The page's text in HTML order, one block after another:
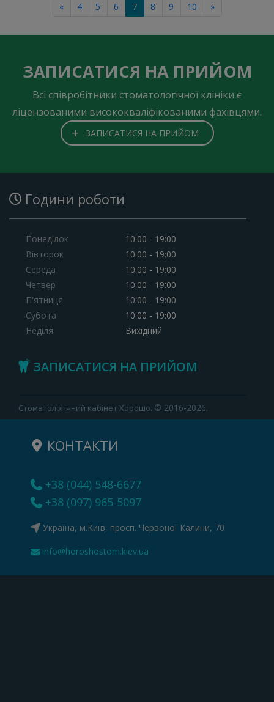
« 4 5 6 7 8 9 10 »
ЗАПИСАТИСЯ НА ПРИЙОМ
Всі співробітники стоматологічної клініки є
ліцензованими висококваліфікованими фахівцями.
+ ЗАПИСАТИСЯ НА ПРИЙОМ
Години роботи
Понеділок
Вівторок
Середа
Четвер
П'ятниця
Субота
Неділя
10:00 - 19:00
10:00 - 19:00
10:00 - 19:00
10:00 - 19:00
10:00 - 19:00
10:00 - 19:00
Вихідний
ЗАПИСАТИСЯ НА ПРИЙОМ
Стоматологічний кабінет Хорошо. © 2016-2026.
КОНТАКТИ
+38 (044) 548-6677
+38 (097) 965-5097
Україна, м.Київ, просп. Червоної Калини, 70
info@horoshostom.kiev.ua